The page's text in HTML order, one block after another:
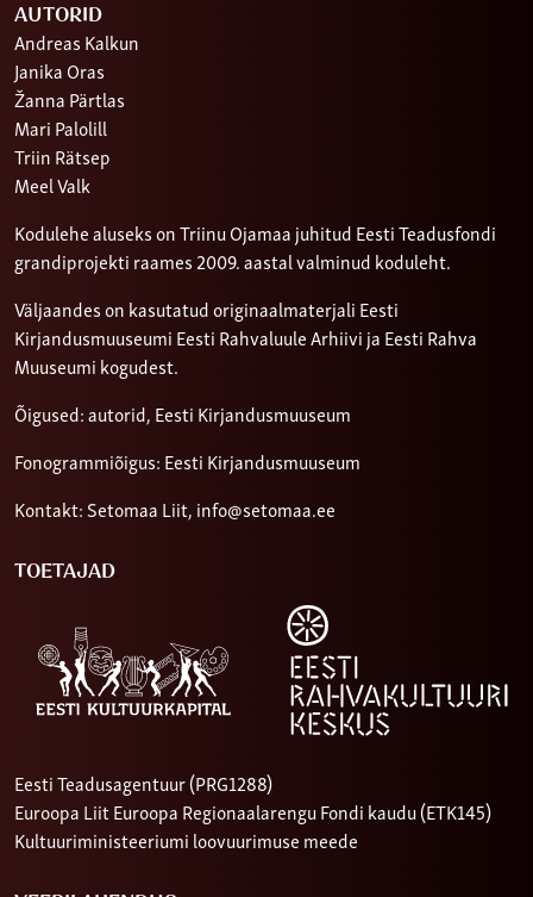
AUTORID
Andreas Kalkun
Janika Oras
Žanna Pärtlas
Mari Palolill
Triin Rätsep
Meel Valk
Kodulehe aluseks on Triinu Ojamaa juhitud Eesti Teadusfondi
grandiprojekti raames 2009. aastal valminud koduleht.
Väljaandes on kasutatud originaalmaterjali Eesti
Kirjandusmuuseumi Eesti Rahvaluule Arhiivi ja Eesti Rahva
Muuseumi kogudest.
Õigused: autorid, Eesti Kirjandusmuuseum
Fonogrammiõigus: Eesti Kirjandusmuuseum
Kontakt: Setomaa Liit, info@setomaa.ee
TOETAJAD
Eesti Teadusagentuur (PRG1288)
Euroopa Liit Euroopa Regionaalarengu Fondi kaudu (ETK145)
Kultuuriministeeriumi loovuurimuse meede